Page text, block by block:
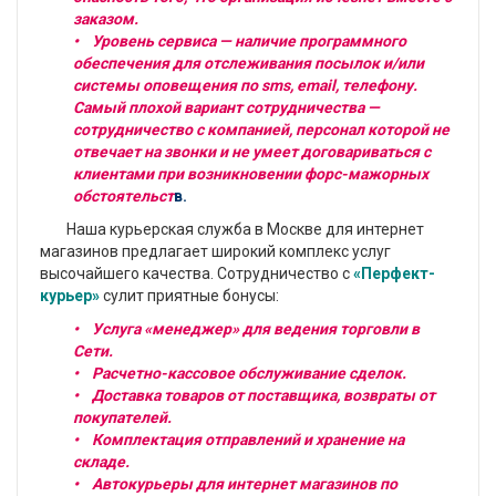
заказом.
• Уровень сервиса — наличие программного
обеспечения для отслеживания посылок и/или
системы оповещения по sms, email, телефону.
Самый плохой вариант сотрудничества —
сотрудничество с компанией, персонал которой не
отвечает на звонки и не умеет договариваться с
клиентами при возникновении форс-мажорных
обстоятельств.
Наша курьерская служба в Москве для интернет
магазинов предлагает широкий комплекс услуг
высочайшего качества. Сотрудничество с«Перфект-
курьер»сулит приятные бонусы:
• Услуга «менеджер» для ведения торговли в
Сети.
• Расчетно-кассовое обслуживание сделок.
• Доставка товаров от поставщика, возвраты от
покупателей.
• Комплектация отправлений и хранение на
складе.
• Автокурьеры для интернет магазинов по